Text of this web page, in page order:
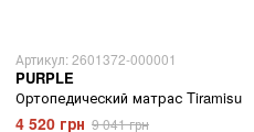
Артикул: 2601372-000001
PURPLE
Ортопедический матрас Tiramisu
4 520 грн 9 041 грн